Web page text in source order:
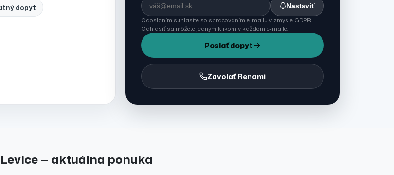
dopyt Nastaviť
Odoslaním súhlasíte so spracovaním e-mailu v zmysle GDPR.
Odhlásiť sa môžete jedným klikom v každom e-maile.
Poslať dopyt
Zavolať Renami
Levice— aktuálna ponuka